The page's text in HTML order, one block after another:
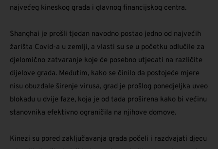
najvećeg kineskog grada i glavnog financijskog centra.
Shanghai je prošli tjedan navodno postao jedno od najvećih
žarišta Covid-a u zemlji, a vlasti su se u početku odlučile za
djelomično zatvaranje koje će posebno utjecati na različite
dijelove grada. Međutim, kako se činilo da postojeće mjere
nisu obuzdale širenje virusa, grad je prošlog ponedjeljka uveo
blokadu u dvije faze, koja je od tada proširena kako bi većinu
stanovnika efektivno ograničila na njihove domove.
Kinezi su pored zaključavanja grada počeli i razdvajati djecu